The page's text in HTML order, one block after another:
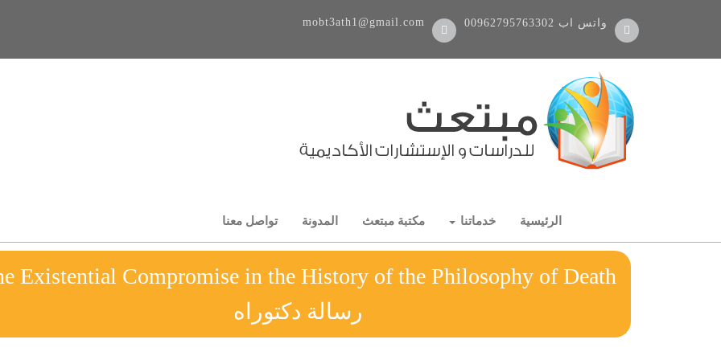
00962795763302 واتس اب mobt3ath1@gmail.com
الرئيسية خدماتنا مكتبة مبتعث المدونة تواصل معنا
Existential Compromise in the History of the Philosophy of Death
رسالة دكتوراه